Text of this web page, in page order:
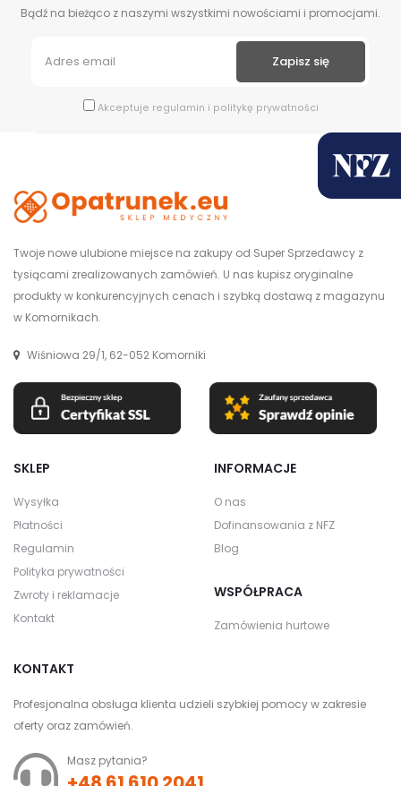
Bądź na bieżąco z naszymi wszystkimi nowościami i promocjami.
Akceptuje regulamin i politykę prywatności
Twoje nowe ulubione miejsce na zakupy od Super Sprzedawcy z
tysiącami zrealizowanych zamówień. U nas kupisz oryginalne
produkty w konkurencyjnych cenach i szybką dostawą z magazynu
w Komornikach.
Wiśniowa 29/1, 62-052 Komorniki
SKLEP
Wysyłka
Płatności
Regulamin
Polityka prywatności
Zwroty i reklamacje
Kontakt
INFORMACJE
O nas
Dofinansowania z NFZ
Blog
WSPÓŁPRACA
Zamówienia hurtowe
KONTAKT
Profesjonalna obsługa klienta udzieli szybkiej pomocy w zakresie
oferty oraz zamówień.
Masz pytania?